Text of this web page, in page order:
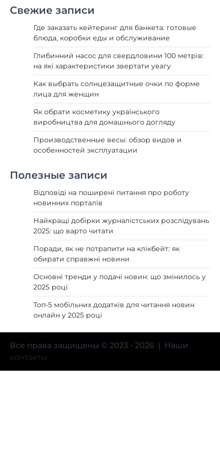
Свежие записи
Где заказать кейтеринг для банкета: готовые
блюда, коробки еды и обслуживание
Глибинний насос для свердловини 100 метрів:
на які характеристики звертати увагу
Как выбрать солнцезащитные очки по форме
лица для женщин
Як обрати косметику українського
виробництва для домашнього догляду
Производственные весы: обзор видов и
особенностей эксплуатации
Полезные записи
Відповіді на поширені питання про роботу
новинних порталів
Найкращі добірки журналістських розслідувань
2025: що варто читати
Поради, як не потрапити на клікбейт: як
обирати справжні новини
Основні тренди у подачі новин: що змінилось у
2025 році
Топ-5 мобільних додатків для читання новин
онлайн у 2025 році
Все права защищены © 2023 - 2026 | Наши
контакты